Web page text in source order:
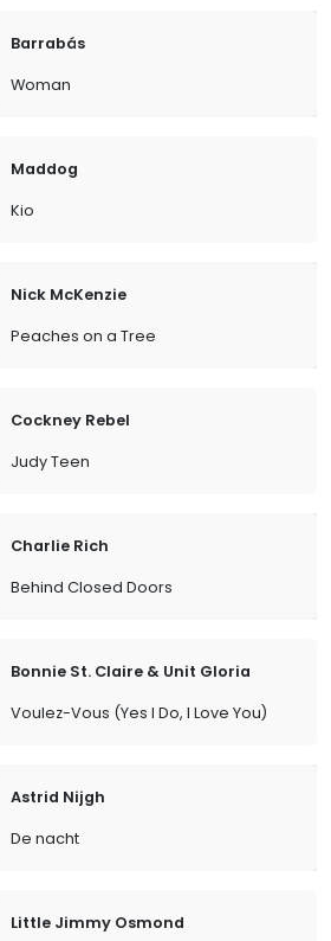
Barrabás
Woman
Maddog
Kio
Nick McKenzie
Peaches on a Tree
Cockney Rebel
Judy Teen
Charlie Rich
Behind Closed Doors
Bonnie St. Claire & Unit Gloria
Voulez-Vous (Yes I Do, I Love You)
Astrid Nijgh
De nacht
Little Jimmy Osmond